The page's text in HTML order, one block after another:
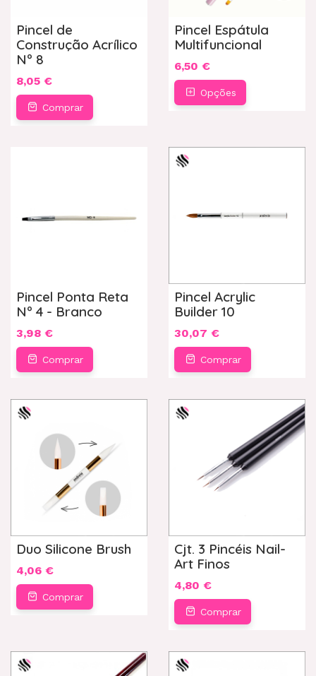
Pincel de
Construção Acrílico
Nº 8
8,05 €
Comprar
Pincel Espátula
Multifuncional
6,50 €
Opções
Pincel Ponta Reta
Nº 4 - Branco
3,98 €
Comprar
Pincel Acrylic
Builder 10
30,07 €
Comprar
Duo Silicone Brush
4,06 €
Comprar
Cjt. 3 Pincéis Nail-
Art Finos
4,80 €
Comprar